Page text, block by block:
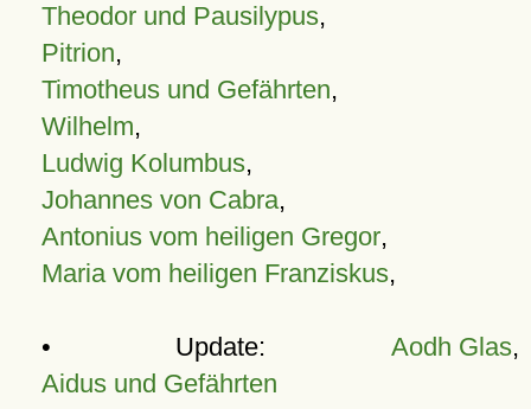
Theodor und Pausilypus,
Pitrion,
Timotheus und Gefährten,
Wilhelm,
Ludwig Kolumbus,
Johannes von Cabra,
Antonius vom heiligen Gregor,
Maria vom heiligen Franziskus,
• Update: Aodh Glas,
Aidus und Gefährten